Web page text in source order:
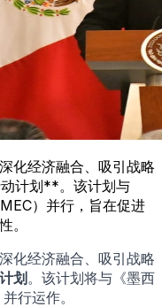
化经济融合、吸引战略
计划**。该计划与
）并行，旨在促进
。
化经济融合、吸引战略
划。该计划将与《墨西
行运作。